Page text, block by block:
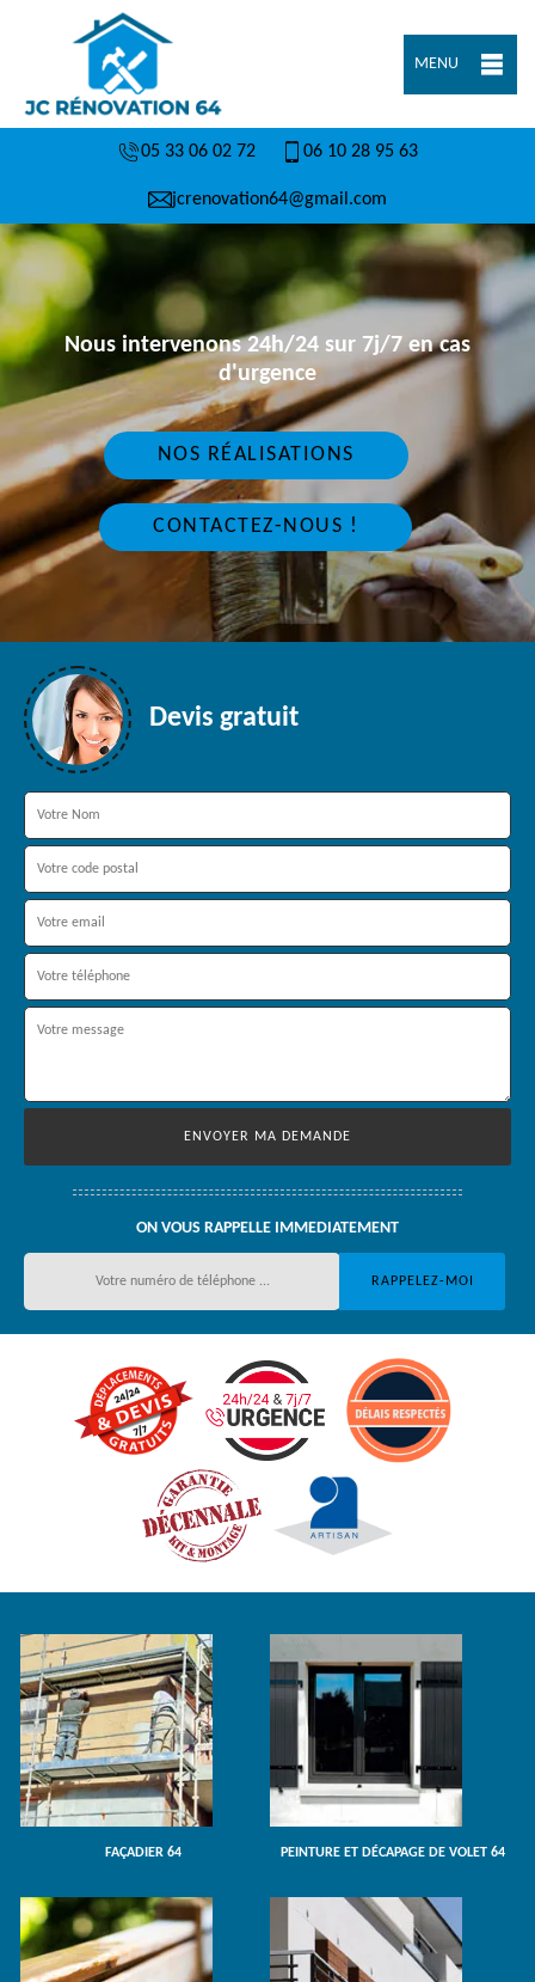
MENU
05 33 06 02 72 06 10 28 95 63
jcrenovation64@gmail.com
Nous intervenons 24h/24 sur 7j/7 en cas
d'urgence
NOS RÉALISATIONS
CONTACTEZ-NOUS !
Devis gratuit
ON VOUS RAPPELLE IMMEDIATEMENT
FAÇADIER 64 PEINTURE ET DÉCAPAGE DE VOLET 64